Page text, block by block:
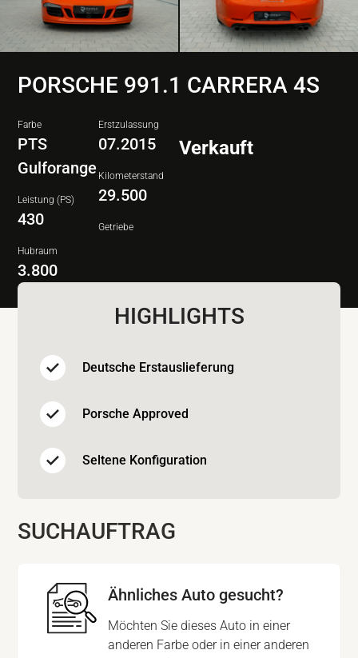
PORSCHE 991.1 CARRERA 4S
Farbe
PTS
Gulforange
Leistung (PS)
430
Hubraum
3.800
Erstzulassung
07.2015
Kilometerstand
29.500
Getriebe
Verkauft
HIGHLIGHTS
Deutsche Erstauslieferung
Porsche Approved
Seltene Konfiguration
SUCHAUFTRAG
Ähnliches Auto gesucht?
Möchten Sie dieses Auto in einer
anderen Farbe oder in einer anderen